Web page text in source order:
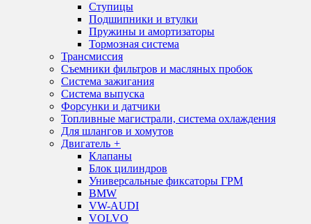
Ступицы
Подшипники и втулки
Пружины и амортизаторы
Тормозная система
Трансмиссия
Съемники фильтров и масляных пробок
Система зажигания
Система выпуска
Форсунки и датчики
Топливные магистрали, система охлаждения
Для шлангов и хомутов
Двигатель +
Клапаны
Блок цилиндров
Универсальные фиксаторы ГРМ
BMW
VW-AUDI
VOLVO